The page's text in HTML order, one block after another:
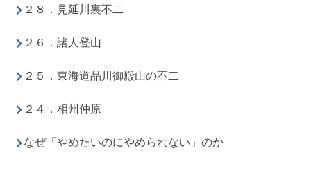
２８．見延川裏不二
２６．諸人登山
２５．東海道品川御殿山の不二
２４．相州仲原
なぜ「やめたいのにやめられない」のか